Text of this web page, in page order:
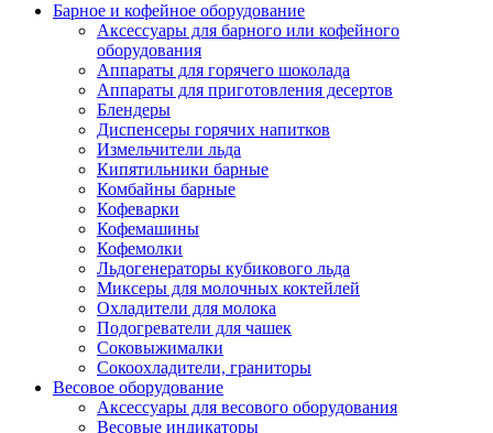
Барное и кофейное оборудование
Аксессуары для барного или кофейного
оборудования
Аппараты для горячего шоколада
Аппараты для приготовления десертов
Блендеры
Диспенсеры горячих напитков
Измельчители льда
Кипятильники барные
Комбайны барные
Кофеварки
Кофемашины
Кофемолки
Льдогенераторы кубикового льда
Миксеры для молочных коктейлей
Охладители для молока
Подогреватели для чашек
Соковыжималки
Сокоохладители, граниторы
Весовое оборудование
Аксессуары для весового оборудования
Весовые индикаторы